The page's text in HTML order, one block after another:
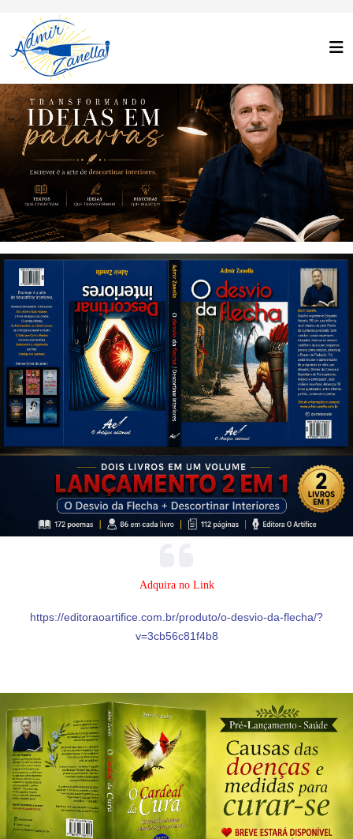
Adquira no Link
https://editoraoartifice.com.br/produto/o-desvio-da-flecha/?
v=3cb56c81f4b8